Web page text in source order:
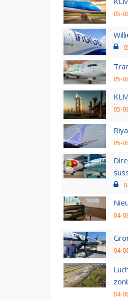
05-
05-
05-
05-
04-
04-
04-